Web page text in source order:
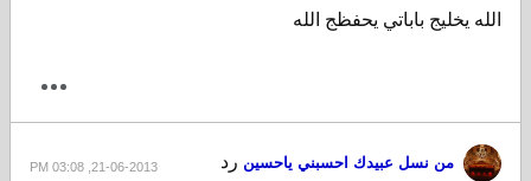
الله يخليج باباتي يحفظج الله
من نسل عبيدك احسبني ياحسين رد 21-06-2013, 03:08 PM